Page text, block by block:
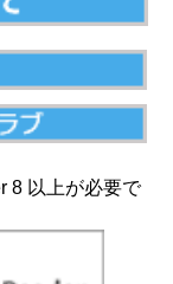
8 以上が必要で